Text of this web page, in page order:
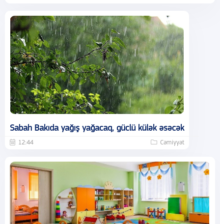
Sabah Bakıda yağış yağacaq, güclü külək əsəcək
12:44 Cəmiyyət